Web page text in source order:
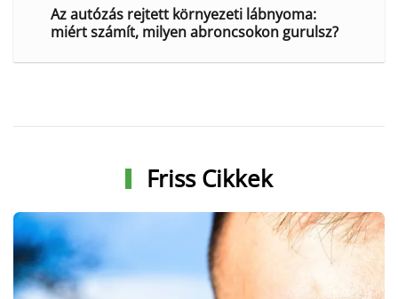
Az autózás rejtett környezeti lábnyoma:
miért számít, milyen abroncsokon gurulsz?
Friss Cikkek